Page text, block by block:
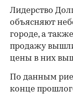
Лидерство
объясняют
городе, а
продажу
цены в них
По данным
конце